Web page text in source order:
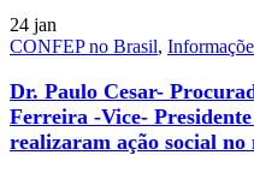
24 jan
CONFEP no Brasil,
Dr. Paulo Cesar-
Ferreira -Vice-
realizaram ação social no